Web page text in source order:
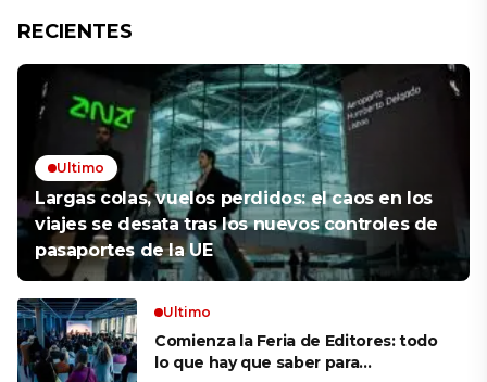
RECIENTES
Ultimo
Largas colas, vuelos perdidos: el caos en los
viajes se desata tras los nuevos controles de
pasaportes de la UE
Ultimo
Comienza la Feria de Editores: todo
lo que hay que saber para